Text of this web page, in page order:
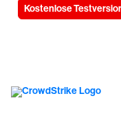
Kostenlose